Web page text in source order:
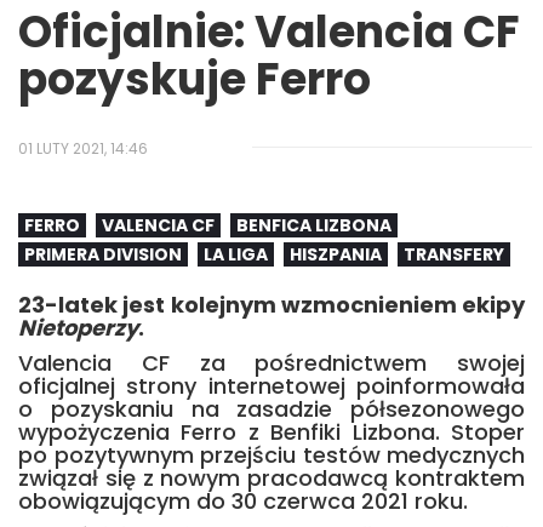
Oficjalnie: Valencia CF
pozyskuje Ferro
01 LUTY 2021, 14:46
FERRO VALENCIA CF
BENFICA LIZBONA
PRIMERA DIVISION
LA LIGA HISZPANIA TRANSFERY
23-latek jest kolejnym wzmocnieniem ekipy
Nietoperzy.
Valencia CF za pośrednictwem swojej
oficjalnej strony internetowej poinformowała
o pozyskaniu na zasadzie półsezonowego
wypożyczenia Ferro z Benfiki Lizbona. Stoper
po pozytywnym przejściu testów medycznych
związał się z nowym pracodawcą kontraktem
obowiązującym do 30 czerwca 2021 roku.